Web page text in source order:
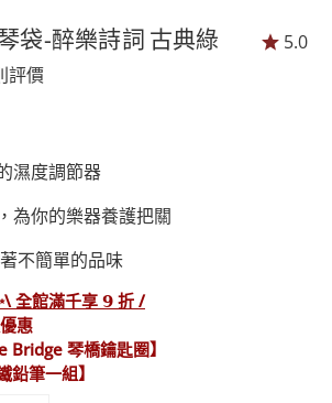
袋-醉樂詩詞 古典綠
評價
5.0
濕度調節器
為你的樂器養護把關
不簡單的品味
全館滿千享 𝟵 折 /
惠
琴橋鑰匙圈】
筆一組】